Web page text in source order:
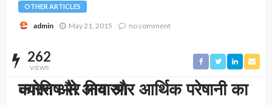
OTHER ARTICLES
admin May 21, 2015 no comment
262
VIEWS
ज्योतिष से आय और आर्थिक परेषानी का कारण और निवारण